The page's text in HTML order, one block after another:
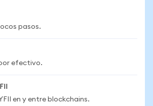
pasos.
efectivo.
en y entre blockchains.